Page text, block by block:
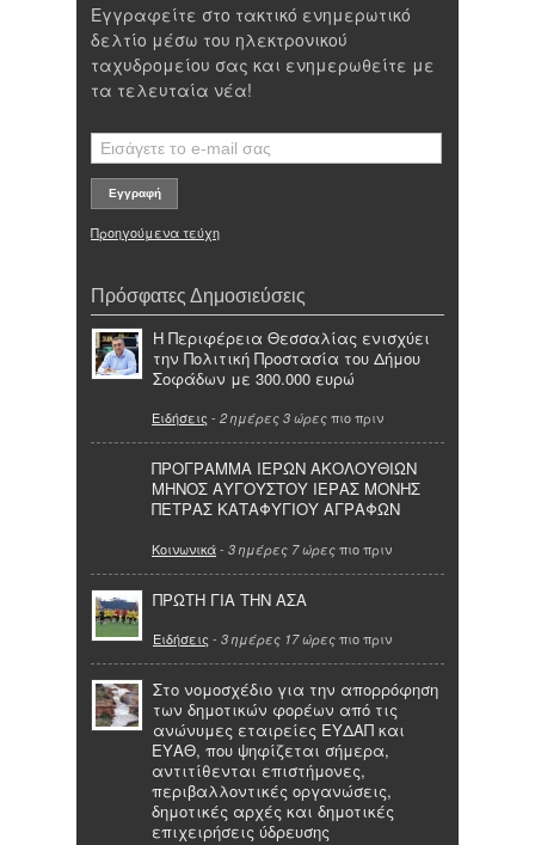
Εγγραφείτε στο τακτικό ενημερωτικό
δελτίο μέσω του ηλεκτρονικού
ταχυδρομείου σας και ενημερωθείτε με
τα τελευταία νέα!
Προηγούμενα τεύχη
Πρόσφατες Δημοσιεύσεις
Η Περιφέρεια Θεσσαλίας ενισχύει
την Πολιτική Προστασία του Δήμου
Σοφάδων με 300.000 ευρώ
Ειδήσεις - 2 ημέρες 3 ώρες πιο πριν
ΠΡΟΓΡΑΜΜΑ ΙΕΡΩΝ ΑΚΟΛΟΥΘΙΩΝ
ΜΗΝΟΣ ΑΥΓΟΥΣΤΟΥ ΙΕΡΑΣ ΜΟΝΗΣ
ΠΕΤΡΑΣ ΚΑΤΑΦΥΓΙΟΥ ΑΓΡΑΦΩΝ
Κοινωνικά- 3 ημέρες 7 ώρες πιο πριν
ΠΡΩΤΗ ΓΙΑ ΤΗΝ ΑΣΑ
Ειδήσεις - 3 ημέρες 17 ώρες πιο πριν
Στο νομοσχέδιο για την απορρόφηση
των δημοτικών φορέων από τις
ανώνυμες εταιρείες ΕΥΔΑΠ και
ΕΥΑΘ, που ψηφίζεται σήμερα,
αντιτίθενται επιστήμονες,
περιβαλλοντικές οργανώσεις,
δημοτικές αρχές και δημοτικές
επιχειρήσεις ύδρευσης